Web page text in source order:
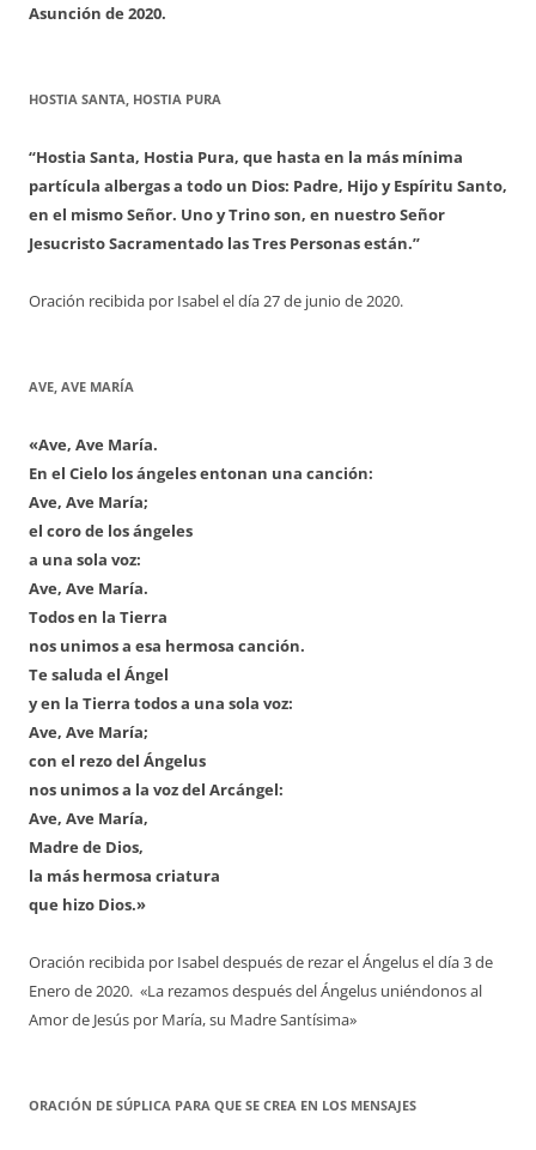
Asunción de 2020.
HOSTIA SANTA, HOSTIA PURA
“Hostia Santa, Hostia Pura, que hasta en la más mínima
partícula albergas a todo un Dios: Padre, Hijo y Espíritu Santo,
en el mismo Señor. Uno y Trino son, en nuestro Señor
Jesucristo Sacramentado las Tres Personas están.”
Oración recibida por Isabel el día 27 de junio de 2020.
AVE, AVE MARÍA
«Ave, Ave María.
En el Cielo los ángeles entonan una canción:
Ave, Ave María;
el coro de los ángeles
a una sola voz:
Ave, Ave María.
Todos en la Tierra
nos unimos a esa hermosa canción.
Te saluda el Ángel
y en la Tierra todos a una sola voz:
Ave, Ave María;
con el rezo del Ángelus
nos unimos a la voz del Arcángel:
Ave, Ave María,
Madre de Dios,
la más hermosa criatura
que hizo Dios.»
Oración recibida por Isabel después de rezar el Ángelus el día 3 de
Enero de 2020. «La rezamos después del Ángelus uniéndonos al
Amor de Jesús por María, su Madre Santísima»
ORACIÓN DE SÚPLICA PARA QUE SE CREA EN LOS MENSAJES